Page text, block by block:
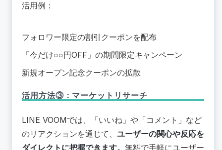
活用例：
フォロワー限定の割引クーポンを配布
「今だけ○○円OFF」の期間限定キャンペーン
新規オープン記念クーポンの拡散
活用方法③：マーケットリサーチ
LINE VOOMでは、「いいね」や「コメント」など
のリアクションを通じて、 ユーザーの関心や反応を
ダイレクトに把握できます。 無料で手軽にユーザー